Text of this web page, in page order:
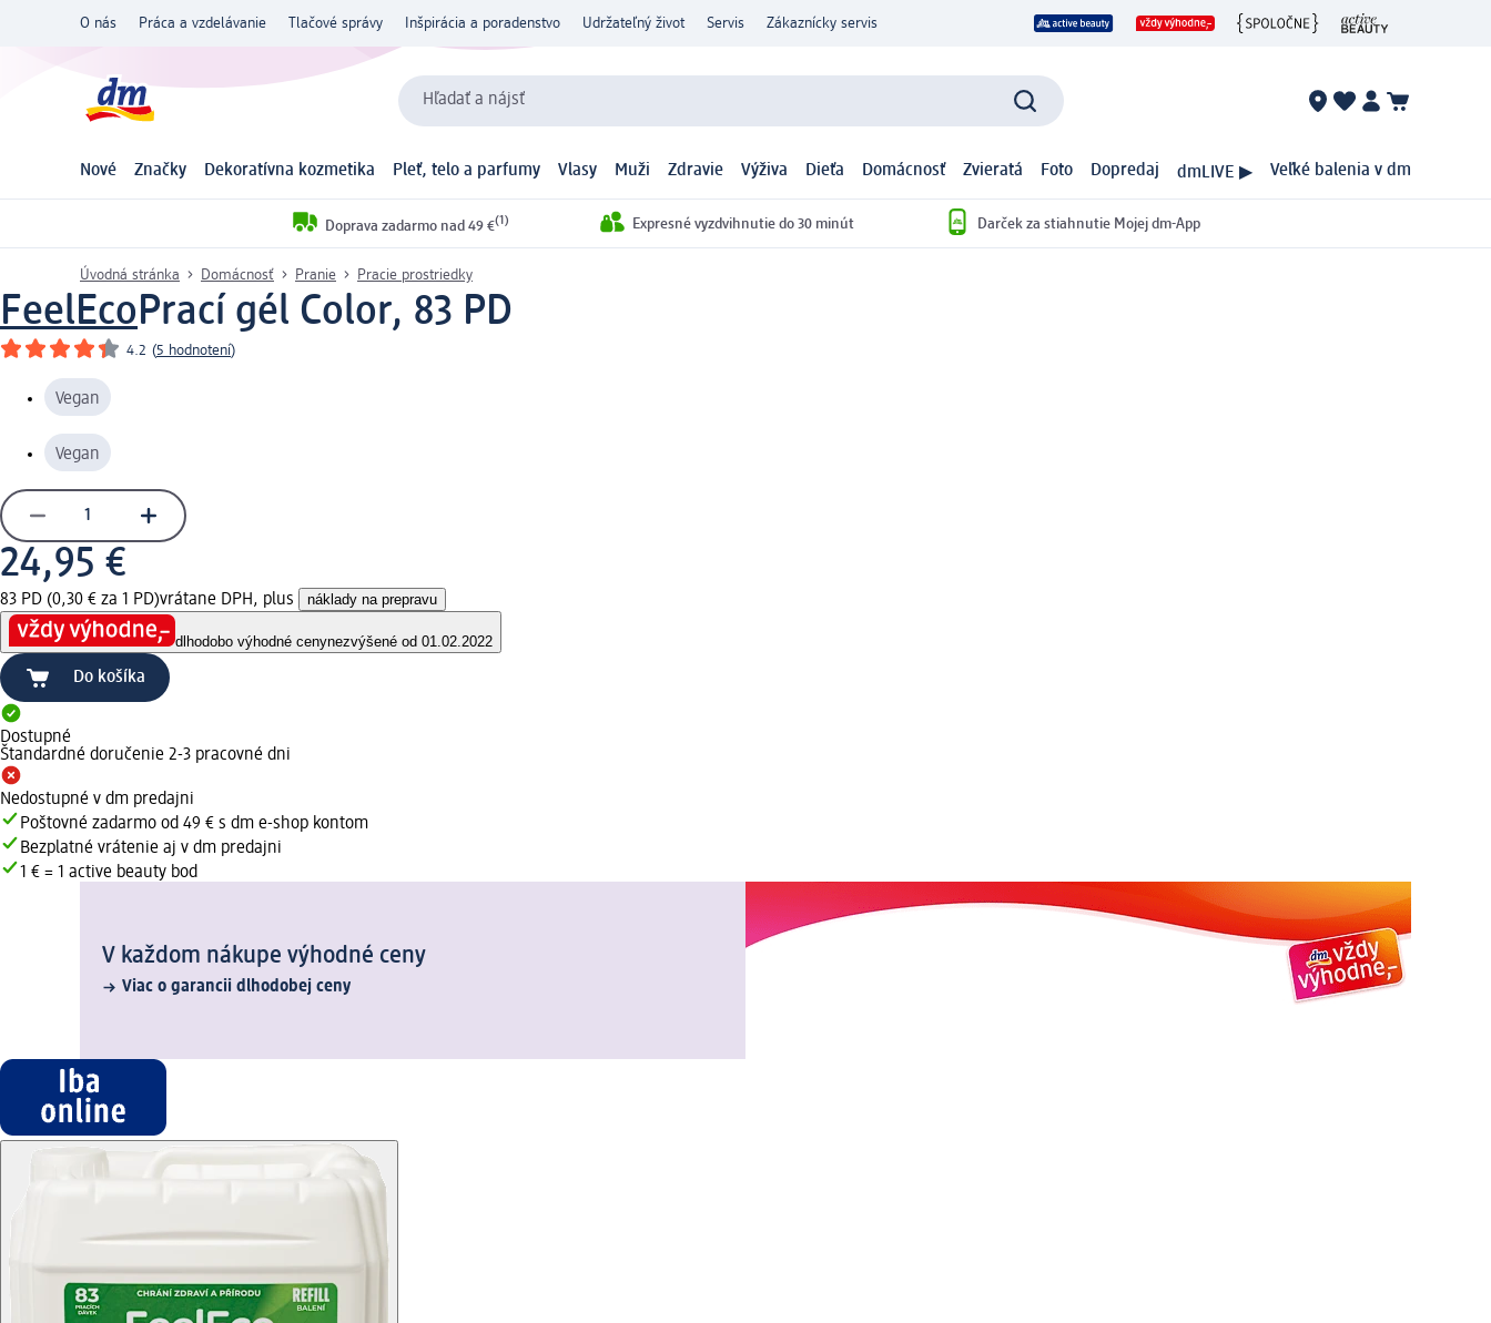
O nás Práca a vzdelávanie Tlačové správy Inšpirácia a poradenstvo Udržateľný život Servis Zákaznícky servis
Hľadať a nájsť
Nové Značky Dekoratívna kozmetika Pleť, telo a parfumy Vlasy Muži Zdravie Výživa Dieťa Domácnosť Zvieratá Foto Dopredaj dmLIVE ▶ Veľké balenia v dm
Doprava zadarmo nad 49 €(1) Expresné vyzdvihnutie do 30 minút Darček za stiahnutie Mojej dm-App
Úvodná stránka Domácnosť Pranie Pracie prostriedky
FeelEcoPrací gél Color, 83 PD
4.2 (5 hodnotení)
Vegan
Vegan
24,95 €
83 PD (0,30 € za 1 PD)vrátane DPH, plus náklady na prepravu
dlhodobo výhodné cenynezvýšené od 01.02.2022
Do košíka
Dostupné
Štandardné doručenie 2-3 pracovné dni
Nedostupné v dm predajni
Poštovné zadarmo od 49 € s dm e-shop kontom
Bezplatné vrátenie aj v dm predajni
1 € = 1 active beauty bod
V každom nákupe výhodné ceny
Viac o garancii dlhodobej ceny